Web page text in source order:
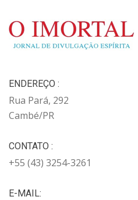
ENDEREÇO :
Rua Pará, 292
Cambé/PR
CONTATO :
+55 (43) 3254-3261
E-MAIL: